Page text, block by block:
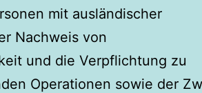
mit ausländischer
Nachweis von
und die Verpflichtung zu
Operationen sowie der